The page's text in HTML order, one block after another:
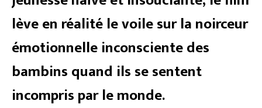
lève en réalité le voile sur la noirceur
émotionnelle inconsciente des
bambins quand ils se sentent
incompris par le monde.